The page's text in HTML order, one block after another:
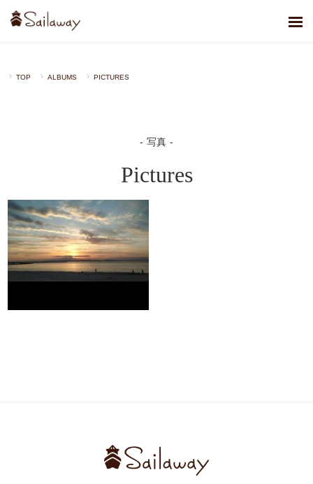
TOP ALBUMS PICTURES
写真
Pictures